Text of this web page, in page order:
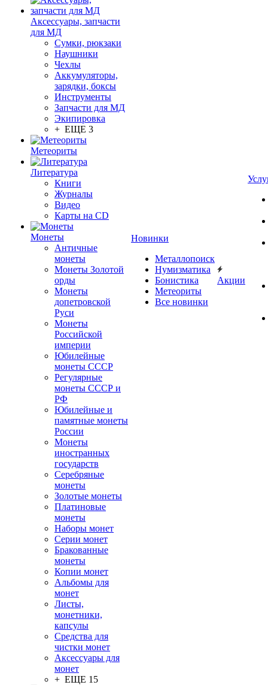
Аксессуары, запчасти
для МД
Сумки, рюкзаки
Наушники
Чехлы
Аккумуляторы,
зарядки, боксы
Инструменты
Запчасти для МД
Экипировка
+ ЕЩЕ 3
Метеориты
Литература
Книги
Журналы
Видео
Карты на CD
Монеты
Античные
монеты
Монеты Золотой
орды
Монеты
допетровской
Руси
Монеты
Российской
империи
Юбилейные
монеты СССР
Регулярные
монеты СССР и
РФ
Юбилейные и
памятные монеты
России
Монеты
иностранных
государств
Серебряные
монеты
Золотые монеты
Платиновые
монеты
Наборы монет
Серии монет
Бракованные
монеты
Копии монет
Альбомы для
монет
Листы,
монетники,
капсулы
Средства для
чистки монет
Аксессуары для
монет
+ ЕЩЕ 15
Новинки
Металлопоиск
Нумизматика
Бонистика
Метеориты
Все новинки
Акции